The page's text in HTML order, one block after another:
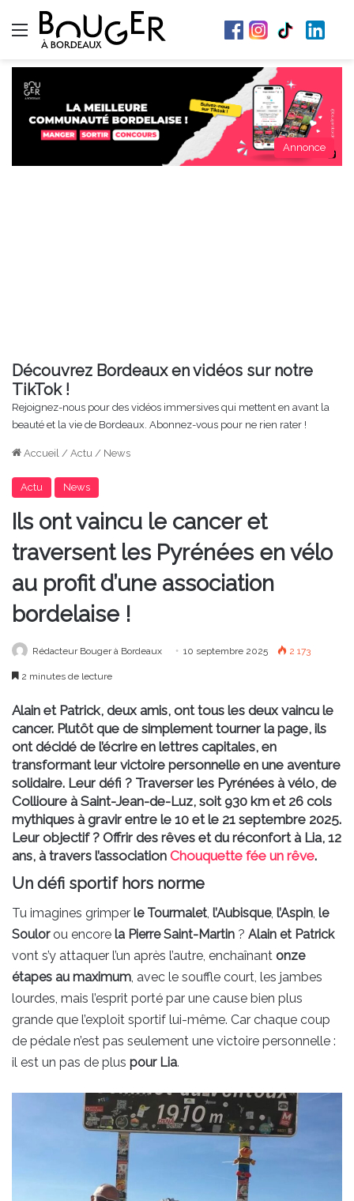
Menu
Annonce
Découvrez Bordeaux en vidéos sur notre
TikTok !
Rejoignez-nous pour des vidéos immersives qui mettent en avant la
beauté et la vie de Bordeaux. Abonnez-vous pour ne rien rater !
Accueil / Actu / News
Actu News
Ils ont vaincu le cancer et
traversent les Pyrénées en vélo
au profit d’une association
bordelaise !
Rédacteur Bouger à Bordeaux 10 septembre 2025 2 173
2 minutes de lecture
Alain et Patrick, deux amis, ont tous les deux vaincu le
cancer. Plutôt que de simplement tourner la page, ils
ont décidé de l’écrire en lettres capitales, en
transformant leur victoire personnelle en une aventure
solidaire. Leur défi ? Traverser les Pyrénées à vélo, de
Collioure à Saint-Jean-de-Luz, soit 930 km et 26 cols
mythiques à gravir entre le 10 et le 21 septembre 2025.
Leur objectif ? Offrir des rêves et du réconfort à Lia, 12
ans, à travers l’association Chouquette fée un rêve.
Un défi sportif hors norme
Tu imagines grimper le Tourmalet, l’Aubisque, l’Aspin, le
Soulorou encore la Pierre Saint-Martin ? Alain et Patrick
vont s’y attaquer l’un après l’autre, enchaînant onze
étapes au maximum, avec le souffle court, les jambes
lourdes, mais l’esprit porté par une cause bien plus
grande que l’exploit sportif lui-même. Car chaque coup
de pédale n’est pas seulement une victoire personnelle :
il est un pas de plus pour Lia.